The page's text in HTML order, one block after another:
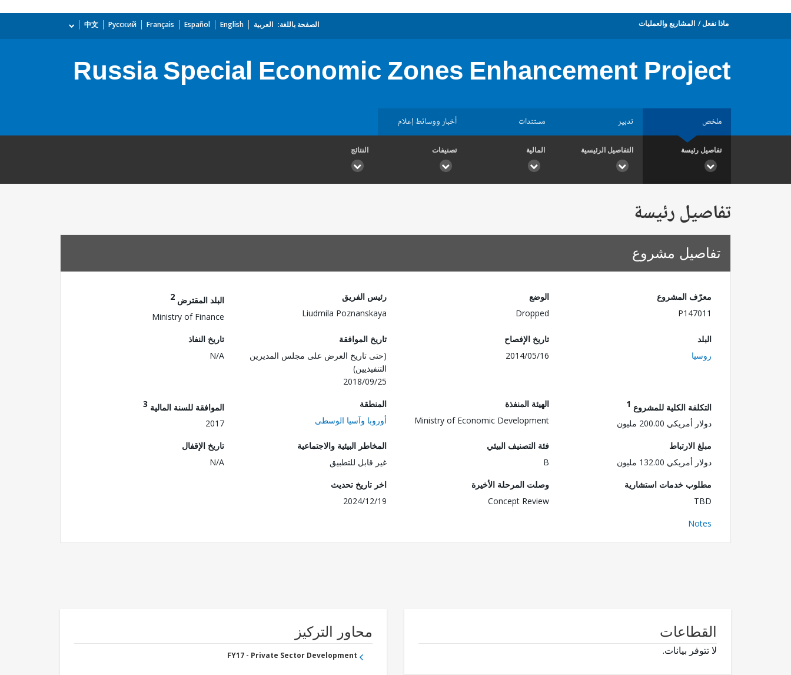
ماذا نفعل المشاريع والعمليات الصفحة باللغة: العربية English
Español
Français
Русский
中文
Russia Special Economic Zones Enhancement Project
ملخص تدبير مستندات أخبار ووسائط إعلام
تفاصيل رئيسة التفاصيل الرئيسية المالية تصنيفات النتائج
تفاصيل رئيسة
تفاصيل مشروع
معرّف المشروع
P147011
الوضع
Dropped
رئيس الفريق
Liudmila Poznanskaya
البلد المقترض 2
Ministry of Finance
البلد
روسيا
تاريخ الإفصاح
2014/05/16
تاريخ الموافقة
(حتى تاريخ العرض على مجلس المديرين
التنفيذيين)
2018/09/25
تاريخ النفاذ
N/A
التكلفة الكلية للمشروع 1
دولار أمريكي 200.00 مليون
الهيئة المنفذة
Ministry of Economic Development
المنطقة
أوروبا وآسيا الوسطى
الموافقة للسنة المالية 3
2017
مبلغ الارتباط
دولار أمريكي 132.00 مليون
فئة التصنيف البيئي
B
المخاطر البيئية والاجتماعية
غير قابل للتطبيق
تاريخ الإقفال
N/A
مطلوب خدمات استشارية
TBD
وصلت المرحلة الأخيرة
Concept Review
اخر تاريخ تحديث
2024/12/19
Notes
القطاعات
لا تتوفر بيانات.
محاور التركيز
FY17 - Private Sector Development